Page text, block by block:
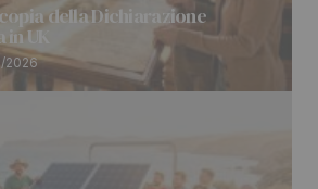
della Dichiarazione
in UK
2026